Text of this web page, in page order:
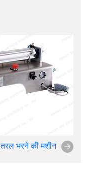
तरल भरने की मशीन